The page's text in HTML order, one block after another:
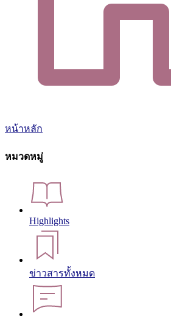
หน้าหลัก
หมวดหมู่
Highlights
ข่าวสารทั้งหมด